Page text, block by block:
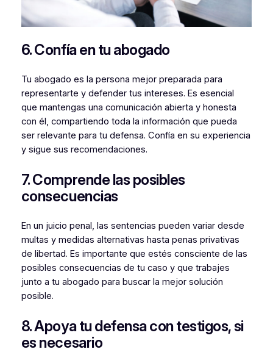
6. Confía en tu abogado
Tu abogado es la persona mejor preparada para
representarte y defender tus intereses. Es esencial
que mantengas una comunicación abierta y honesta
con él, compartiendo toda la información que pueda
ser relevante para tu defensa. Confía en su experiencia
y sigue sus recomendaciones.
7. Comprende las posibles
consecuencias
En un juicio penal, las sentencias pueden variar desde
multas y medidas alternativas hasta penas privativas
de libertad. Es importante que estés consciente de las
posibles consecuencias de tu caso y que trabajes
junto a tu abogado para buscar la mejor solución
posible.
8. Apoya tu defensa con testigos, si
es necesario